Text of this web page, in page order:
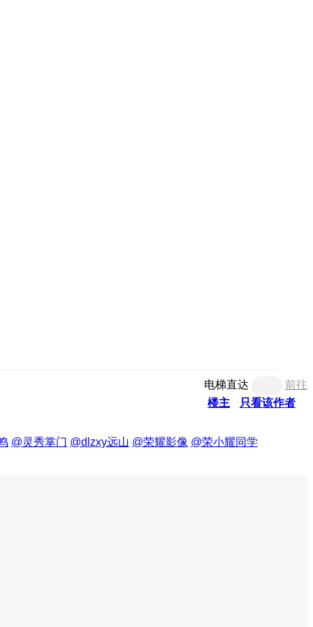
电梯直达
前往
楼主
只看该作者
@灵秀掌门 @dlzxy远山 @荣耀影像 @荣小耀同学